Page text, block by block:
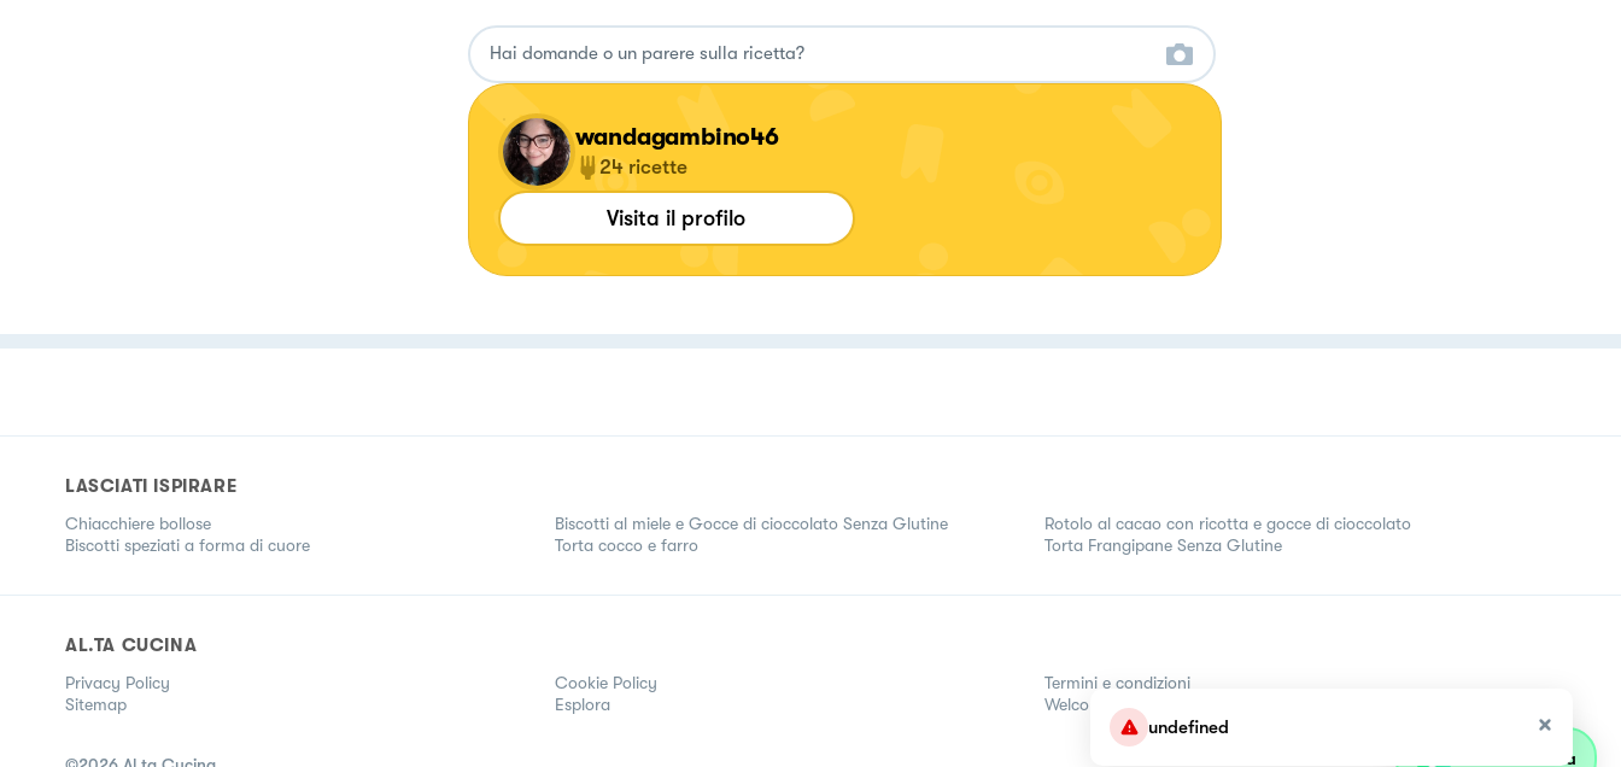
undefined
wandagambino46
24 ricette
Visita il profilo
LASCIATI ISPIRARE
Chiacchiere bollose
Biscotti speziati a forma di cuore
Biscotti al miele e Gocce di cioccolato Senza Glutine
Torta cocco e farro
Rotolo al cacao con ricotta e gocce di cioccolato
Torta Frangipane Senza Glutine
AL.TA CUCINA
Privacy Policy Cookie Policy
Termini e condizioni
Sitemap
Esplora Welcome
Parla con olivia